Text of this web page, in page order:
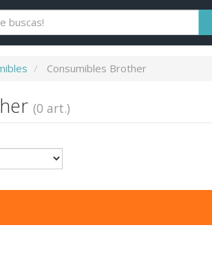
Consumibles Brother
(0 art.)